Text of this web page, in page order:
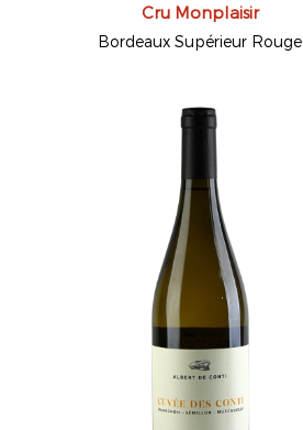
Cru Monplaisir
Bordeaux Supérieur Rouge